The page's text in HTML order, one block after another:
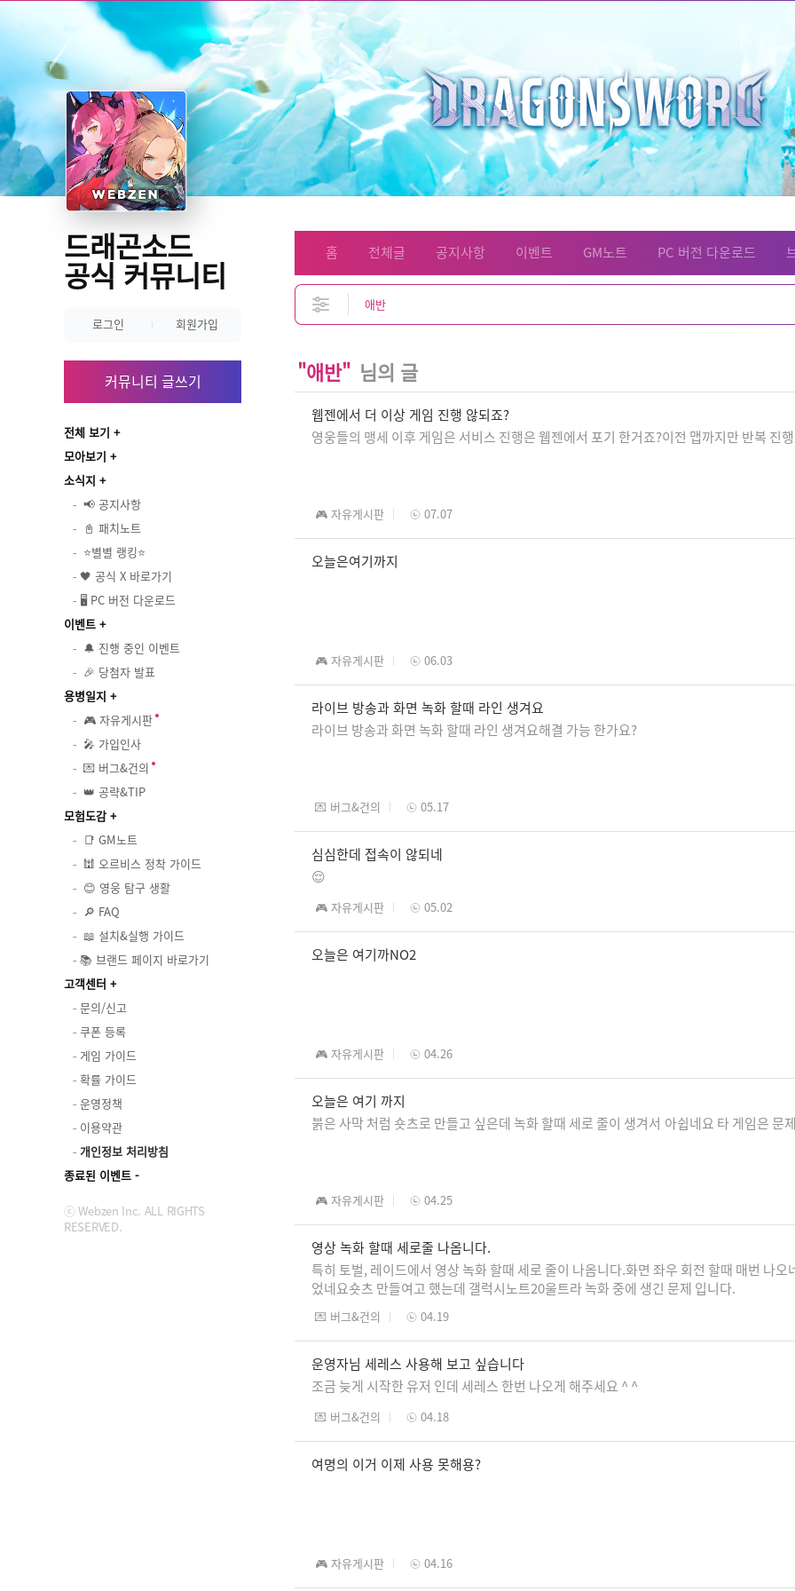
드래곤소드
공식 커뮤니티
로그인 회원가입
커뮤니티 글쓰기
전체 보기
모아보기
소식지
📢 공지사항
📓 패치노트
⭐별별 랭킹⭐
🖤 공식 X 바로가기
🖥️ PC 버전 다운로드
이벤트
🔔 진행 중인 이벤트
🎉 당첨자 발표
용병일지
🎮 자유게시판
🎤 가입인사
💌 버그&건의
👑 공략&TIP
모험도감
📑 GM노트
🕍 오르비스 정착 가이드
😊 영웅 탐구 생활
🔎 FAQ
📖 설치&실행 가이드
📚 브랜드 페이지 바로가기
고객센터
문의/신고
쿠폰 등록
게임 가이드
확률 가이드
운영정책
이용약관
개인정보 처리방침
종료된 이벤트
ⓒ Webzen Inc. ALL RIGHTS
RESERVED.
홈 전체글 공지사항 이벤트 GM노트 PC 버전 다운로드
"애반" 님의 글
웹젠에서 더 이상 게임 진행 않되죠?
영웅들의 맹세 이후 게임은 서비스 진행은 웹젠에서 포기 한거죠?이전 맵까지만 반복 진
🎮 자유게시판 07.07
오늘은여기까지
🎮 자유게시판 06.03
라이브 방송과 화면 녹화 할때 라인 생겨요
라이브 방송과 화면 녹화 할때 라인 생겨요해결 가능 한가요?
💌 버그&건의 05.17
심심한데 접속이 않되네
😌
🎮 자유게시판 05.02
오늘은 여기까NO2
🎮 자유게시판 04.26
오늘은 여기 까지
붉은 사막 처럼 숏츠로 만들고 싶은데 녹화 할때 세로 줄이 생겨서 아쉽네요 타 게임은 문
🎮 자유게시판 04.25
영상 녹화 할때 세로줄 나옴니다.
특히 토벌, 레이드에서 영상 녹화 할때 세로 줄이 나옴니다.화면 좌우 회전 할때 매번 나
었네요숏츠 만들여고 했는데 갤럭시노트20울트라 녹화 중에 생긴 문제 입니다.
💌 버그&건의 04.19
운영자님 세레스 사용해 보고 싶습니다
조금 늦게 시작한 유저 인데 세레스 한번 나오게 해주세요 ^ ^
💌 버그&건의 04.18
여명의 이거 이제 사용 못해용?
🎮 자유게시판 04.16